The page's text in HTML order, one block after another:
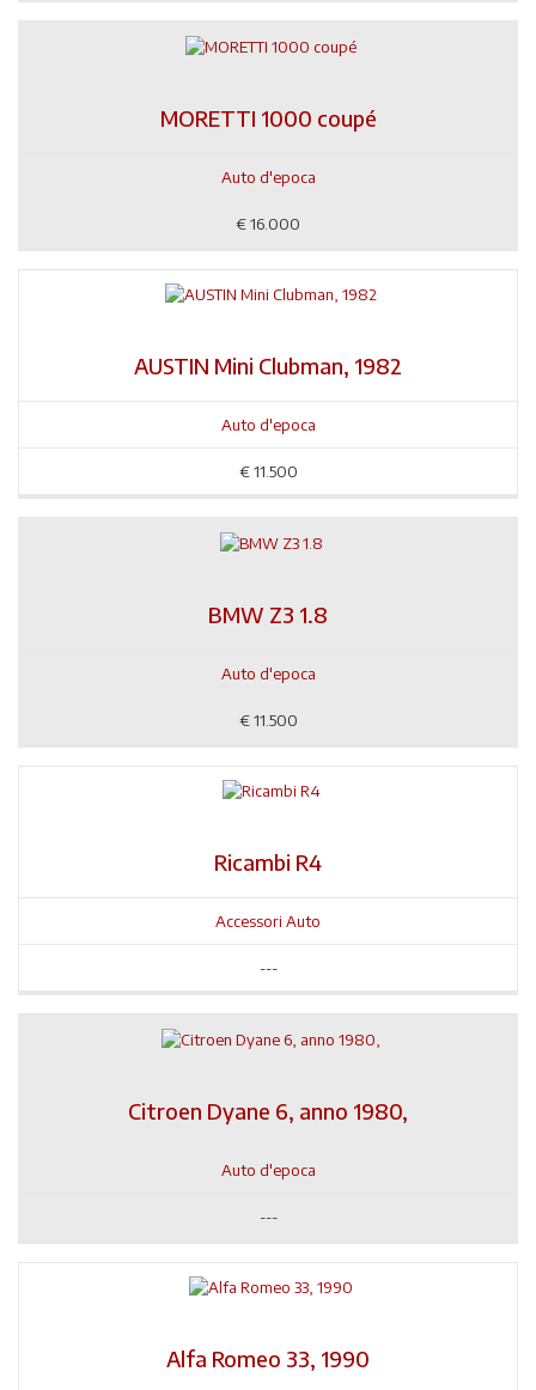
MORETTI 1000 coupé
Auto d'epoca
€16.000
AUSTIN Mini Clubman, 1982
Auto d'epoca
€ 11.500
BMW Z3 1.8
Auto d'epoca
€ 11.500
Ricambi R4
Accessori Auto
---
Citroen Dyane 6, anno 1980,
Auto d'epoca
---
Alfa Romeo 33, 1990